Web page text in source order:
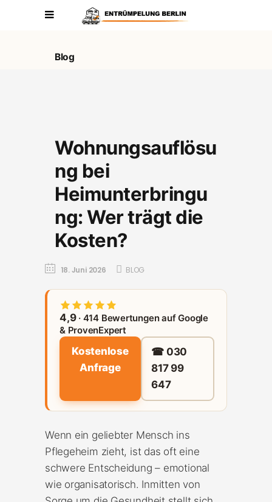
Blog
Wohnungsauflösu
ng bei
Heimunterbringu
ng: Wer trägt die
Kosten?
18. Juni 2026 BLOG
4,9· 414 Bewertungen auf Google
& ProvenExpert
Kostenlose
Anfrage
☎ 030
817 99
647
Wenn ein geliebter Mensch ins
Pflegeheim zieht, ist das oft eine
schwere Entscheidung – emotional
wie organisatorisch. Inmitten von